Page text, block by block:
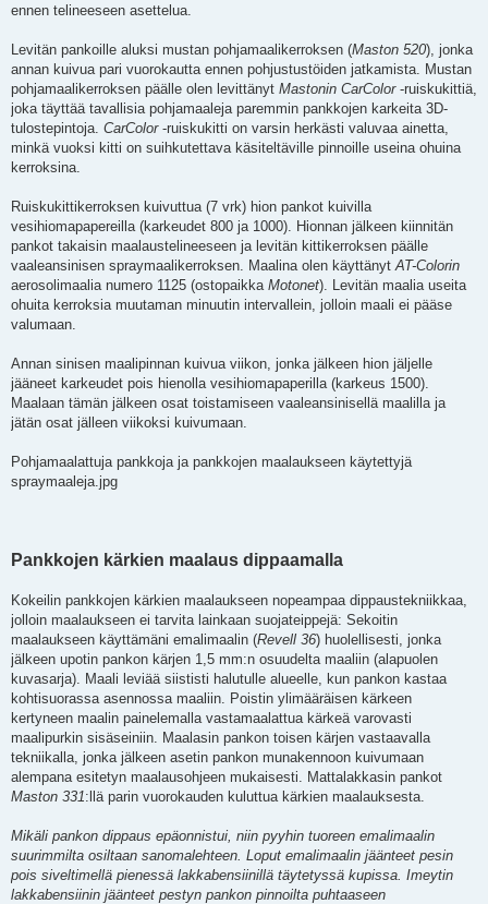
ennen telineeseen asettelua.
Levitän pankoille aluksi mustan pohjamaalikerroksen (Maston 520), jonka
annan kuivua pari vuorokautta ennen pohjustustöiden jatkamista. Mustan
pohjamaalikerroksen päälle olen levittänyt Mastonin CarColor-ruiskukittiä,
joka täyttää tavallisia pohjamaaleja paremmin pankkojen karkeita 3D-
tulostepintoja. CarColor-ruiskukitti on varsin herkästi valuvaa ainetta,
minkä vuoksi kitti on suihkutettava käsiteltäville pinnoille useina ohuina
kerroksina.
Ruiskukittikerroksen kuivuttua (7 vrk) hion pankot kuivilla
vesihiomapapereilla (karkeudet 800 ja 1000). Hionnan jälkeen kiinnitän
pankot takaisin maalaustelineeseen ja levitän kittikerroksen päälle
vaaleansinisen spraymaalikerroksen. Maalina olen käyttänyt AT-Colorin
aerosolimaalia numero 1125 (ostopaikka Motonet). Levitän maalia useita
ohuita kerroksia muutaman minuutin intervallein, jolloin maali ei pääse
valumaan.
Annan sinisen maalipinnan kuivua viikon, jonka jälkeen hion jäljelle
jääneet karkeudet pois hienolla vesihiomapaperilla (karkeus 1500).
Maalaan tämän jälkeen osat toistamiseen vaaleansinisellä maalilla ja
jätän osat jälleen viikoksi kuivumaan.
Pohjamaalattuja pankkoja ja pankkojen maalaukseen käytettyjä
spraymaaleja.jpg
Pankkojen kärkien maalaus dippaamalla
Kokeilin pankkojen kärkien maalaukseen nopeampaa dippaustekniikkaa,
jolloin maalaukseen ei tarvita lainkaan suojateippejä: Sekoitin
maalaukseen käyttämäni emalimaalin (Revell 36) huolellisesti, jonka
jälkeen upotin pankon kärjen 1,5 mm:n osuudelta maaliin (alapuolen
kuvasarja). Maali leviää siististi halutulle alueelle, kun pankon kastaa
kohtisuorassa asennossa maaliin. Poistin ylimääräisen kärkeen
kertyneen maalin painelemalla vastamaalattua kärkeä varovasti
maalipurkin sisäseiniin. Maalasin pankon toisen kärjen vastaavalla
tekniikalla, jonka jälkeen asetin pankon munakennoon kuivumaan
alempana esitetyn maalausohjeen mukaisesti. Mattalakkasin pankot
Maston 331:llä parin vuorokauden kuluttua kärkien maalauksesta.
Mikäli pankon dippaus epäonnistui, niin pyyhin tuoreen emalimaalin
suurimmilta osiltaan sanomalehteen. Loput emalimaalin jäänteet pesin
pois siveltimellä pienessä lakkabensiinillä täytetyssä kupissa. Imeytin
lakkabensiinin jäänteet pestyn pankon pinnoilta puhtaaseen